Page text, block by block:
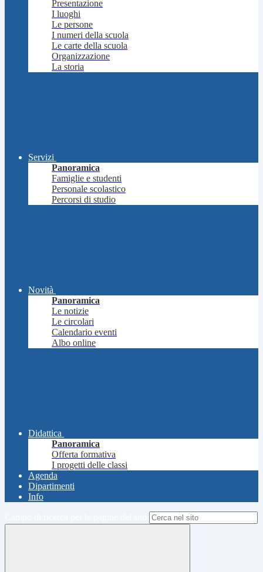
Presentazione
I luoghi
Le persone
I numeri della scuola
Le carte della scuola
Organizzazione
La storia
Servizi
Panoramica
Famiglie e studenti
Personale scolastico
Percorsi di studio
Novità
Panoramica
Le notizie
Le circolari
Calendario eventi
Albo online
Didattica
Panoramica
Offerta formativa
I progetti delle classi
Agenda
Dipartimenti
Info